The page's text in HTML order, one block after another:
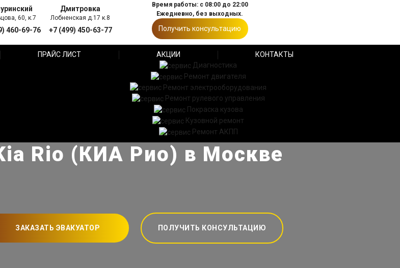
60, к.7
460-69-76
Дмитровка
Лобненская д.17 к.8
+7 (499) 450-63-77
Время работы: с 08:00 до 22:00
Ежедневно, без выходных.
Получить консультацию
ПРАЙС ЛИСТ АКЦИИ
КОНТАКТЫ
Диагностика
Ремонт двигателя
Ремонт электрооборудования
Ремонт рулевого управления
Покраска кузова
Кузовной ремонт
Ремонт АКПП
Rio (КИА Рио) в Москве
ЗАКАЗАТЬ ЭВАКУАТОР ПОЛУЧИТЬ КОНСУЛЬТАЦИЮ